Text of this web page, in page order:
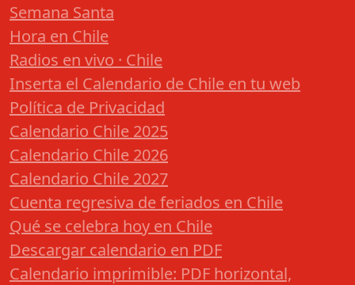
Semana Santa
Hora en Chile
Radios en vivo · Chile
Inserta el Calendario de Chile en tu web
Política de Privacidad
Calendario Chile 2025
Calendario Chile 2026
Calendario Chile 2027
Cuenta regresiva de feriados en Chile
Qué se celebra hoy en Chile
Descargar calendario en PDF
Calendario imprimible: PDF horizontal,